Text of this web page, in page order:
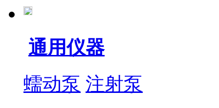
通用仪器
蠕动泵 注射泵